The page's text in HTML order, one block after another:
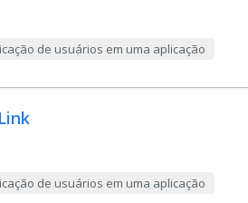
de usuários em uma aplicação
de usuários em uma aplicação